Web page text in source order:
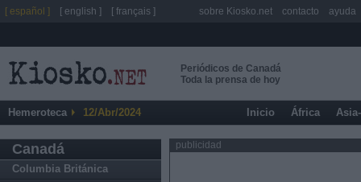
Periódicos de Canadá
Toda la prensa de hoy
Hemeroteca 12/Abr/2024 Inicio África
Canadá
Columbia Británica
publicidad
[ español ] [ english ] [ français ] sobre Kiosko.net contacto ayuda